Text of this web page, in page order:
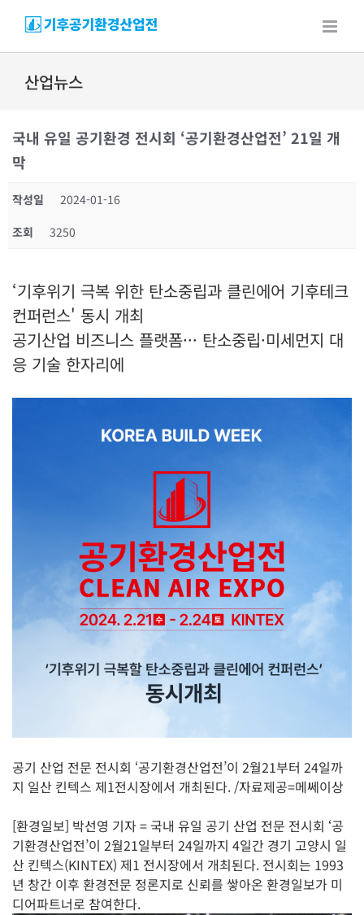
content
산업뉴스
국내 유일 공기환경 전시회 ‘공기환경산업전’ 21일 개
막
작성일
2024-01-16
조회
3250
‘기후위기 극복 위한 탄소중립과 클린에어 기후테크
컨퍼런스' 동시 개최
공기산업 비즈니스 플랫폼··· 탄소중립·미세먼지 대
응 기술 한자리에
공기 산업 전문 전시회 ‘공기환경산업전’이 2월21부터 24일까
지 일산 킨텍스 제1전시장에서 개최된다. /자료제공=메쎄이상
[환경일보] 박선영 기자 = 국내 유일 공기 산업 전문 전시회 ‘공
기환경산업전’이 2월21일부터 24일까지 4일간 경기 고양시 일
산 킨텍스(KINTEX) 제1 전시장에서 개최된다. 전시회는 1993
년 창간 이후 환경전문 정론지로 신뢰를 쌓아온 환경일보가 미
디어파트너로 참여한다.